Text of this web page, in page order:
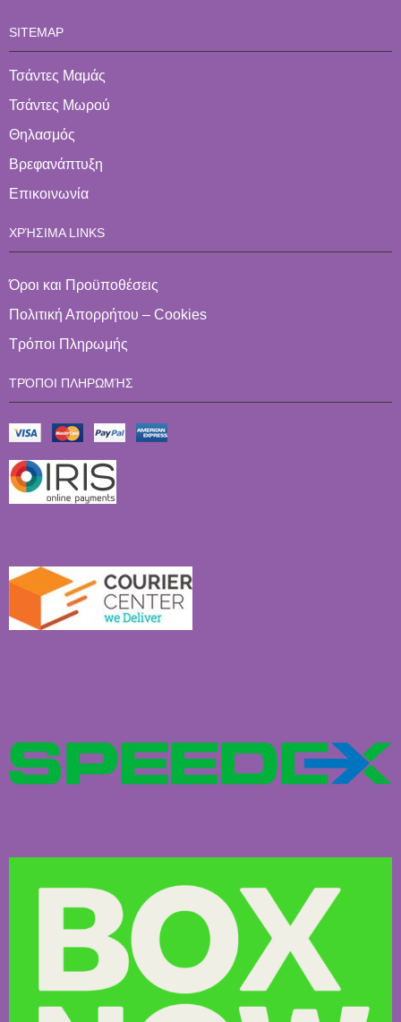
SITEMAP
Τσάντες Μαμάς
Τσάντες Μωρού
Θηλασμός
Βρεφανάπτυξη
Επικοινωνία
ΧΡΉΣΙΜΑ LINKS
Όροι και Προϋποθέσεις
Πολιτική Απορρήτου – Cookies
Τρόποι Πληρωμής
ΤΡΌΠΟΙ ΠΛΗΡΩΜΉΣ